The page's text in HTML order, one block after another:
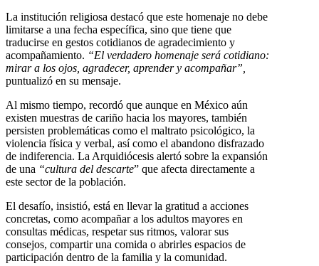
La institución religiosa destacó que este homenaje no debe
limitarse a una fecha específica, sino que tiene que
traducirse en gestos cotidianos de agradecimiento y
acompañamiento. “El verdadero homenaje será cotidiano:
mirar a los ojos, agradecer, aprender y acompañar”,
puntualizó en su mensaje.
Al mismo tiempo, recordó que aunque en México aún
existen muestras de cariño hacia los mayores, también
persisten problemáticas como el maltrato psicológico, la
violencia física y verbal, así como el abandono disfrazado
de indiferencia. La Arquidiócesis alertó sobre la expansión
de una “cultura del descarte” que afecta directamente a
este sector de la población.
El desafío, insistió, está en llevar la gratitud a acciones
concretas, como acompañar a los adultos mayores en
consultas médicas, respetar sus ritmos, valorar sus
consejos, compartir una comida o abrirles espacios de
participación dentro de la familia y la comunidad.